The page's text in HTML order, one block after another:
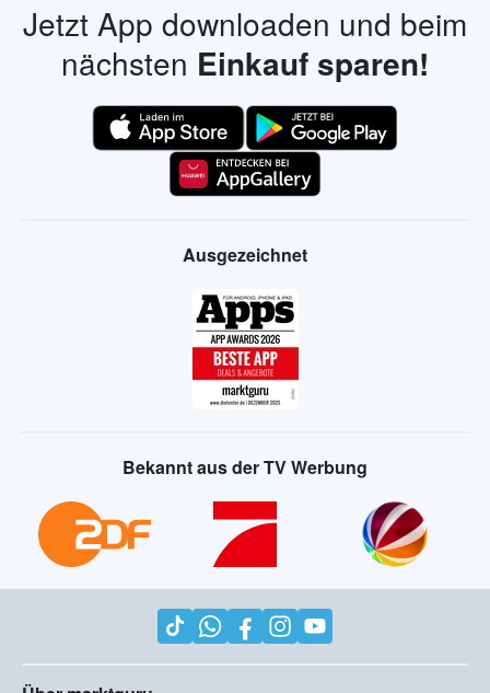
Jetzt App downloaden und beim
nächsten Einkauf sparen!
Ausgezeichnet
Bekannt aus der TV Werbung